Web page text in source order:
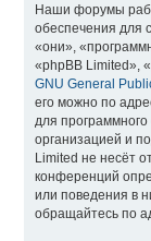
Наши форумы
обеспечения для
«они»,
«phpBB Limited»,
GNU General
его можно по
для
организацией и
Limited не несёт
конференций
или поведения в
обращайтесь по